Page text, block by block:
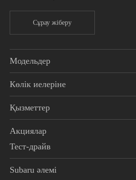
Сұрау жіберу
Модельдер
Көлік иелеріне
Қызметтер
Акциялар
Тест-драйв
Subaru әлемі